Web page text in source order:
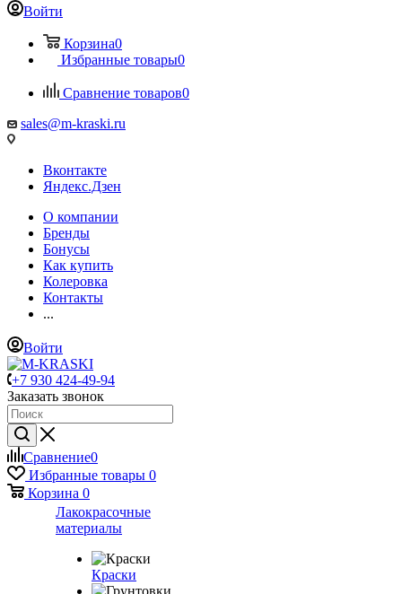
Войти
Корзина0
Избранные товары0
Сравнение товаров0
sales@m-kraski.ru
Вконтакте
Яндекс.Дзен
О компании
Бренды
Бонусы
Как купить
Колеровка
Контакты
...
Войти
+7 930 424-49-94
Заказать звонок
Сравнение0
Избранные товары 0
Корзина 0
Лакокрасочные
материалы
Краски